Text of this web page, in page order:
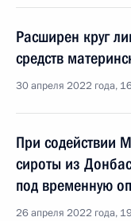
Расширен круг
средств
30 апреля 2022 года,
При содействии
сироты из
под временную
26 апреля 2022 года,